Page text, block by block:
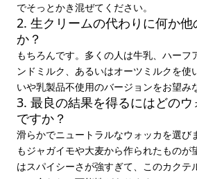
でそっとかき混ぜてください。
2. 生クリームの代わりに何か
か？
もちろんです。多くの人は牛乳、ハーフ
ンドミルク、あるいはオーツミルクを使
いや乳製品不使用のバージョンをお望み
3. 最良の結果を得るにはどのウ
ですか？
滑らかでニュートラルなウォッカを選び
もジャガイモや大麦から作られたものが
はスパイシーさが強すぎて、このカクテ